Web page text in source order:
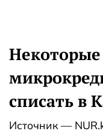
списать в
Источник —